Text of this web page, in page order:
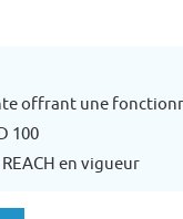
offrant une
100
en vigueur